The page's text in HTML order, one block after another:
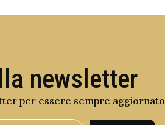
newsletter
per essere sempre aggiornato